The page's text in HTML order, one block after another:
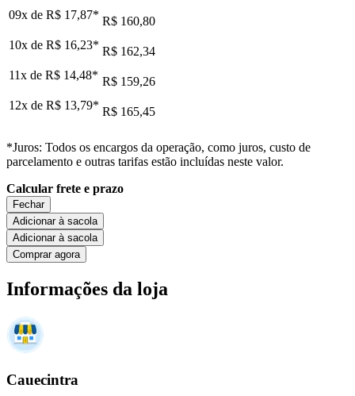
09x de R$ 17,87* R$ 160,80
10x de R$ 16,23* R$ 162,34
11x de R$ 14,48* R$ 159,26
12x de R$ 13,79* R$ 165,45
*Juros: Todos os encargos da operação, como juros, custo de
parcelamento e outras tarifas estão incluídas neste valor.
Calcular frete e prazo
Fechar
Adicionar à sacola
Adicionar à sacola
Comprar agora
Informações da loja
Cauecintra